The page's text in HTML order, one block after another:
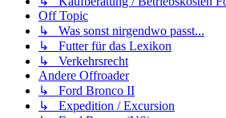
Off Topic
↳ Was sonst nirgendwo passt...
↳ Futter für das Lexikon
↳ Verkehrsrecht
Andere Offroader
↳ Ford Bronco II
↳ Expedition / Excursion